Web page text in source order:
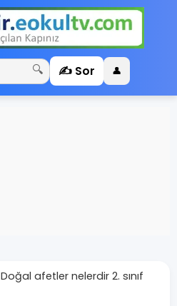
🔍 ✍️ Sor 👤
Doğal afetler nelerdir 2. sınıf